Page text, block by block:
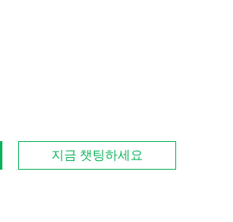
지금 챗팅하세요